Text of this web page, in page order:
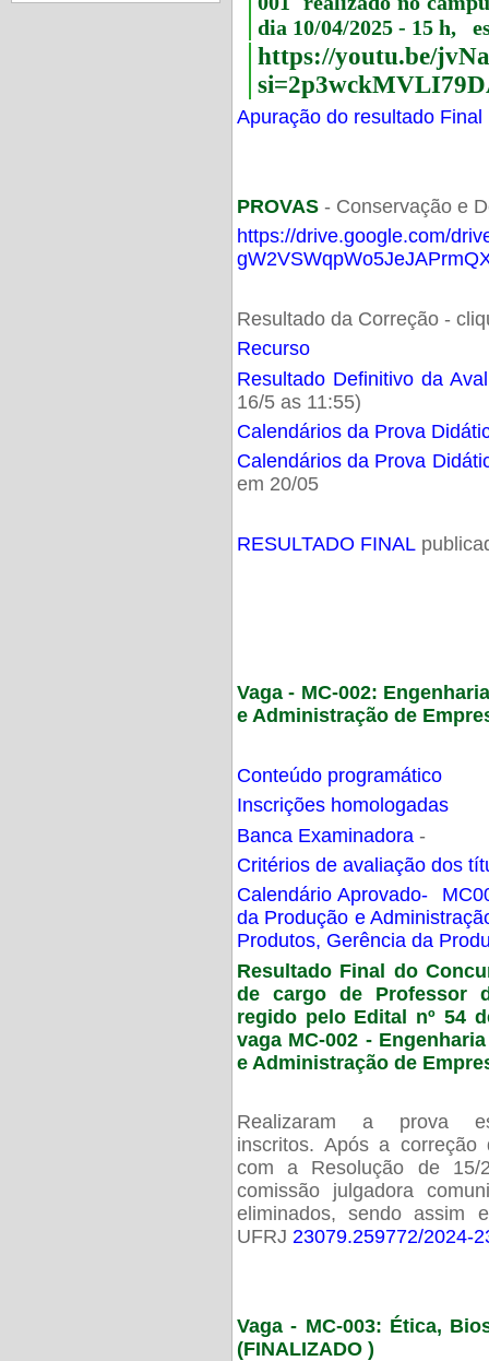
dia 10/04/2025 - 15 h,
https://youtu.be/
Apuração do resultado Final
PROVAS- Conservação e
https://drive.google.com/
Resultado da Correção -
Recurso
Resultado Definitivo da
16/5 as 11:55)
Calendários da Prova
Calendários da Prova
em 20/05
RESULTADO FINAL
Vaga - MC-002:
e Administração de
Conteúdo programático
Inscrições homologadas
Banca Examinadora -
Critérios de avaliação dos
Calendário Aprovado-
da Produção e
Produtos, Gerência da
Resultado Final do
de cargo de Professor
regido pelo Edital nº 54
vaga MC-002 -
e Administração de
Realizaram a prova
inscritos. Após a
com a Resolução de 15/
comissão julgadora
eliminados, sendo assim
UFRJ 23079.259772/2024-
Vaga - MC-003: Ética,
(FINALIZADO )